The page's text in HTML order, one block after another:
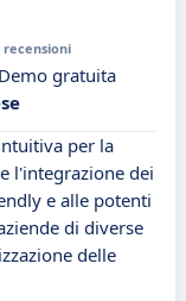
recensioni
Demo gratuita
per la
l'integrazione dei
e alle potenti
di diverse
delle